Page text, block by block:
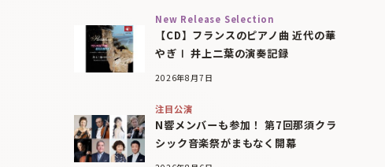
New Release Selection
【CD】フランスのピアノ曲 近代の華
やぎⅠ 井上二葉の演奏記録
2026年8月7日
注目公演
N響メンバーも参加！ 第7回那須クラ
シック音楽祭がまもなく開幕